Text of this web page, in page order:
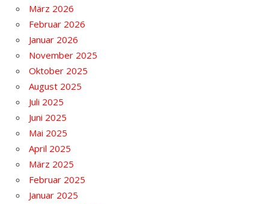
März 2026
Februar 2026
Januar 2026
November 2025
Oktober 2025
August 2025
Juli 2025
Juni 2025
Mai 2025
April 2025
März 2025
Februar 2025
Januar 2025